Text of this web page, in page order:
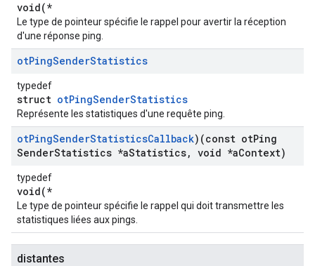
void(*
Le type de pointeur spécifie le rappel pour avertir la réception
d'une réponse ping.
otPingSenderStatistics
typedef
struct otPingSenderStatistics
Représente les statistiques d'une requête ping.
otPingSenderStatisticsCallback)(const otPing
SenderStatistics *aStatistics, void *aContext)
typedef
void(*
Le type de pointeur spécifie le rappel qui doit transmettre les
statistiques liées aux pings.
distantes